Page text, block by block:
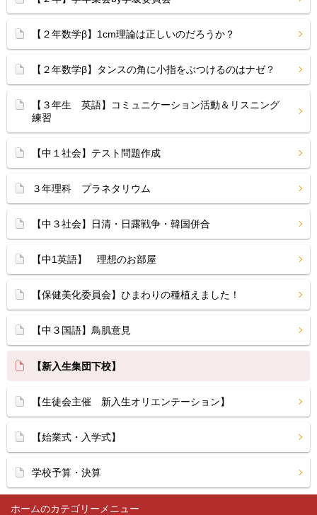
ホーム
【２年数学β】1cm理論は正しいのだろうか？
【２年数学β】タンスの角に小指をぶつけるのはナゼ？
【３年生 英語】コミュニケーション活動＆リスニング
練習
【中１社会】テスト問題作成
３年理科 プラネタリウム
【中３社会】日清・日露戦争・韓国併合
【中1英語】 理想のお部屋
【保健美化委員会】ひまわりの種植えました！
【中３国語】鳥肌意見
【新入生集団下校】
【生徒会主催 新入生オリエンテーション】
【始業式・入学式】
学校予算・決算